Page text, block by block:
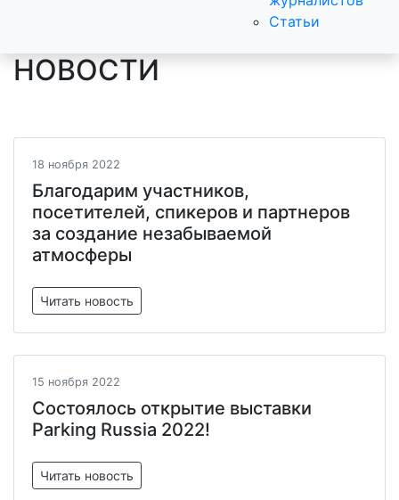
Статьи
НОВОСТИ
18 ноября 2022
Благодарим участников,
посетителей, спикеров и партнеров
за создание незабываемой
атмосферы
Читать новость
15 ноября 2022
Состоялось открытие выставки
Parking Russia 2022!
Читать новость